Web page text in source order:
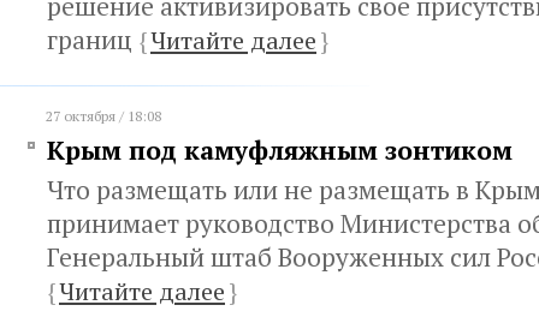
границ {Читайте далее}
27 октября / 18:08
Крым под камуфляжным зонтиком
Что размещать или не размещать в
принимает руководство Министерства
Генеральный штаб Вооруженных сил
{Читайте далее}